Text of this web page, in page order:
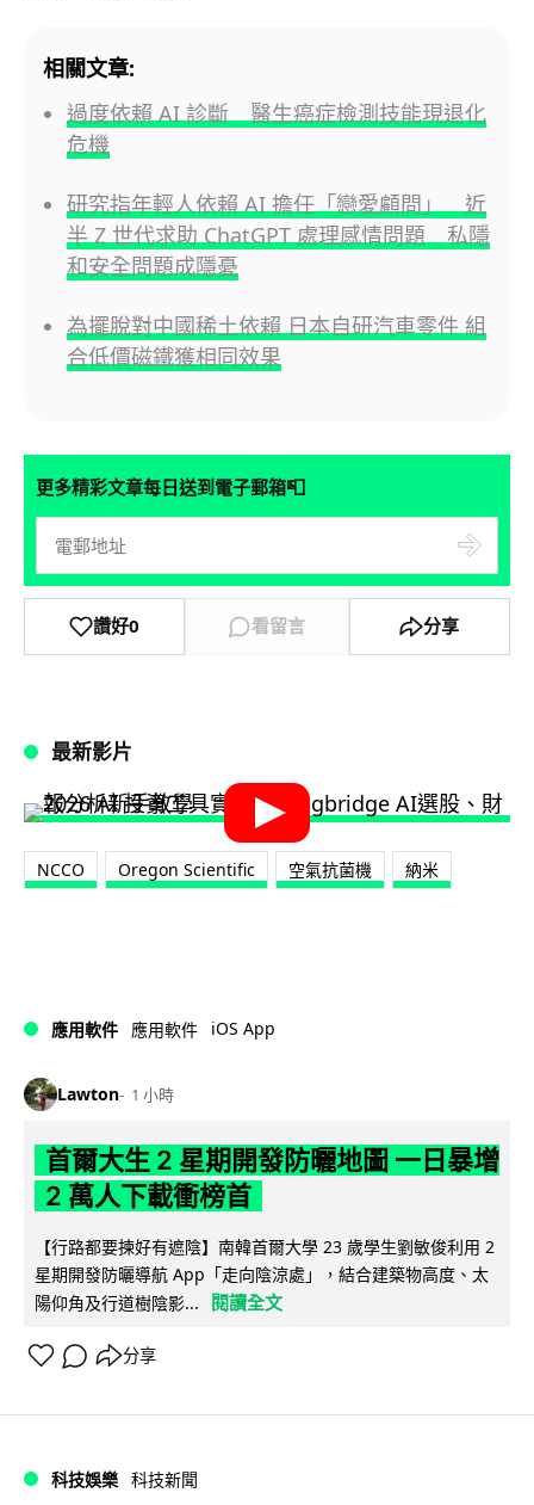
相關文章:
過度依賴 AI 診斷 醫生癌症檢測技能現退化
危機
研究指年輕人依賴 AI 擔任「戀愛顧問」 近
半 Z 世代求助 ChatGPT 處理感情問題 私隱
和安全問題成隱憂
為擺脫對中國稀土依賴 日本自研汽車零件 組
合低價磁鐵獲相同效果
更多精彩文章每日送到電子郵箱📮
讚好0 看留言 分享
最新影片
NCCO Oregon Scientific 空氣抗菌機 納米
應用軟件 應用軟件 iOS App
Lawton 1 小時
首爾大生 2 星期開發防曬地圖 一日暴增
2 萬人下載衝榜首
【行路都要揀好有遮陰】南韓首爾大學 23 歲學生劉敏俊利用 2
星期開發防曬導航 App「走向陰涼處」，結合建築物高度、太
陽仰角及行道樹陰影...
閱讀全文
分享
科技娛樂 科技新聞